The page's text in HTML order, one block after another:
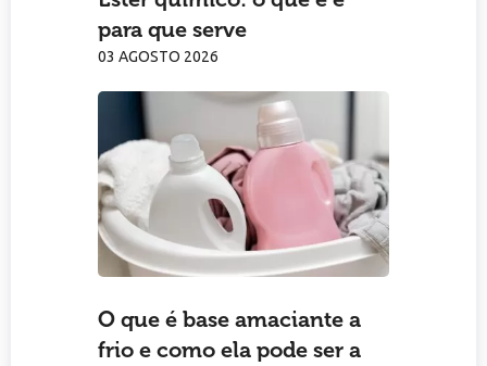
para que serve
03 AGOSTO 2026
O que é base amaciante a
frio e como ela pode ser a